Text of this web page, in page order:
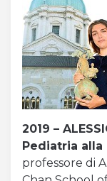
2019 –
Pediatria alla
professore di